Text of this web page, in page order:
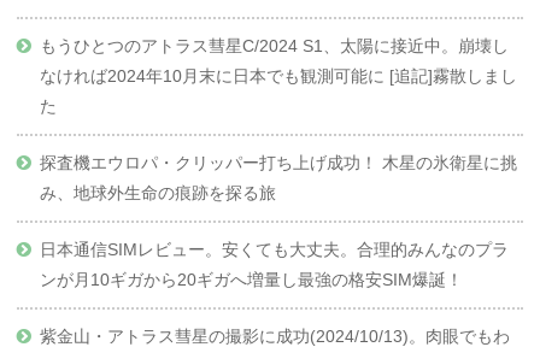
もうひとつのアトラス彗星C/2024 S1、太陽に接近中。崩壊し
なければ2024年10月末に日本でも観測可能に [追記]霧散しまし
た
探査機エウロパ・クリッパー打ち上げ成功！ 木星の氷衛星に挑
み、地球外生命の痕跡を探る旅
日本通信SIMレビュー。安くても大丈夫。合理的みんなのプラ
ンが月10ギガから20ギガへ増量し最強の格安SIM爆誕！
紫金山・アトラス彗星の撮影に成功(2024/10/13)。肉眼でもわ